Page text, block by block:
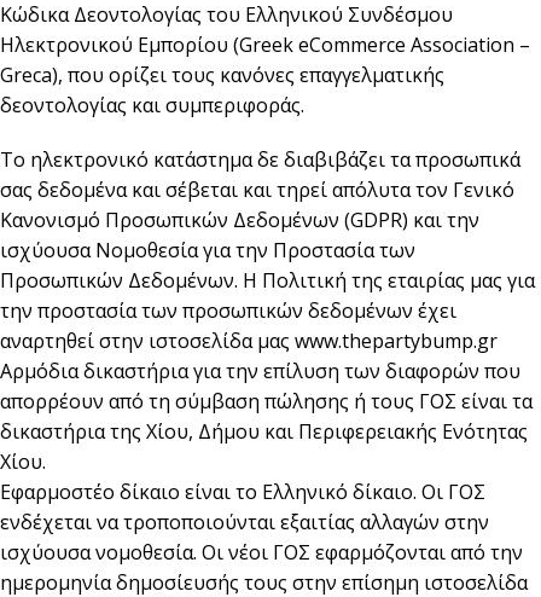
Κώδικα Δεοντολογίας του Ελληνικού Συνδέσμου
Ηλεκτρονικού Εμπορίου (Greek eCommerce Association –
Greca), που ορίζει τους κανόνες επαγγελματικής
δεοντολογίας και συμπεριφοράς.
Το ηλεκτρονικό κατάστημα δε διαβιβάζει τα προσωπικά
σας δεδομένα και σέβεται και τηρεί απόλυτα τον Γενικό
Κανονισμό Προσωπικών Δεδομένων (GDPR) και την
ισχύουσα Νομοθεσία για την Προστασία των
Προσωπικών Δεδομένων. Η Πολιτική της εταιρίας μας για
την προστασία των προσωπικών δεδομένων έχει
αναρτηθεί στην ιστοσελίδα μας www.thepartybump.gr
Αρμόδια δικαστήρια για την επίλυση των διαφορών που
απορρέουν από τη σύμβαση πώλησης ή τους ΓΟΣ είναι τα
δικαστήρια της Χίου, Δήμου και Περιφερειακής Ενότητας
Χίου.
Εφαρμοστέο δίκαιο είναι το Ελληνικό δίκαιο. Οι ΓΟΣ
ενδέχεται να τροποποιούνται εξαιτίας αλλαγών στην
ισχύουσα νομοθεσία. Οι νέοι ΓΟΣ εφαρμόζονται από την
ημερομηνία δημοσίευσής τους στην επίσημη ιστοσελίδα